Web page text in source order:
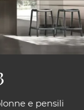
e pensili